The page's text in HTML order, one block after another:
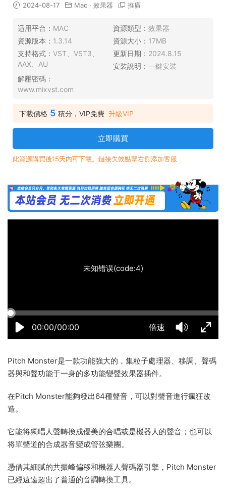
2024-08-17 Mac · 效果器 推廣
适用平台： MAC 資源類型： 效果器
資源版本： 1.3.14 資源大小： 17MB
支持格式： VST、VST3、
AAX、AU
更新日期： 2024.8.15
安裝說明： 一鍵安裝
解壓密碼：
www.mixvst.com
下載價格 5 積分，VIP免費 升級VIP
立即購買
此資源購買後15天内可下載。鏈接失效點擊右側添加客服
00:00/00:00 倍速
50% 75% 100% 21:18:33
未知错误(code:4)
Pitch Monster是一款功能強大的，集粒子處理器、移調、聲碼
器與和聲功能于一身的多功能變聲效果器插件。
在Pitch Monster能夠發出64種聲音，可以對聲音進行瘋狂改
造。
它能将獨唱人聲轉換成優美的合唱或是機器人的聲音；也可以
将單聲道的合成器音變成管弦樂團。
憑借其細膩的共振峰偏移和機器人聲碼器引擎，Pitch Monster
已經遠遠超出了普通的音調轉換工具。